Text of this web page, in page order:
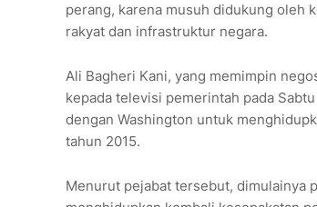
perang, karena musuh didukung oleh
rakyat dan infrastruktur negara.
Ali Bagheri Kani, yang memimpin
kepada televisi pemerintah pada
dengan Washington untuk
tahun 2015.
Menurut pejabat tersebut, dimulainya